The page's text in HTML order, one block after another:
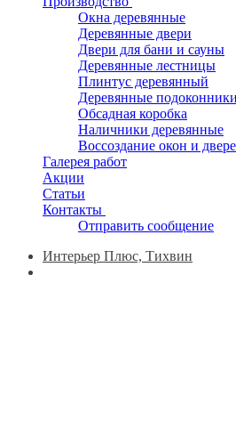
Окна деревянные
Деревянные двери
Двери для бани и сауны
Деревянные лестницы
Плинтус деревянный
Деревянные подоконники
Обсадная коробка
Наличники деревянные
Воссоздание окон и
Галерея работ
Акции
Статьи
Контакты
Отправить сообщение
Интерьер Плюс, Тихвин